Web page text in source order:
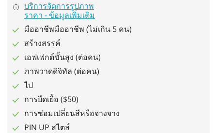
บริการจัดการรูปภาพ
ราคา - ข้อมูลเพิ่มเติม
มืออาชีพมืออาชีพ (ไม่เกิน 5 คน)
สร้างสรรค์
เอฟเฟกต์ขั้นสูง (ต่อคน)
ภาพวาดดิจิทัล (ต่อคน)
ไป
การยืดเยื้อ ($50)
การซ่อมเปลี่ยนสีหรือจางจาง
PIN UP สไตล์